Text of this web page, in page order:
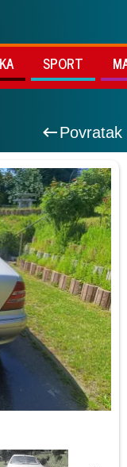
SPORT
Povratak